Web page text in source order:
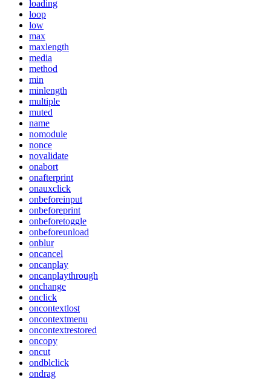
loading
loop
low
max
maxlength
media
method
min
minlength
multiple
muted
name
nomodule
nonce
novalidate
onabort
onafterprint
onauxclick
onbeforeinput
onbeforeprint
onbeforetoggle
onbeforeunload
onblur
oncancel
oncanplay
oncanplaythrough
onchange
onclick
oncontextlost
oncontextmenu
oncontextrestored
oncopy
oncut
ondblclick
ondrag